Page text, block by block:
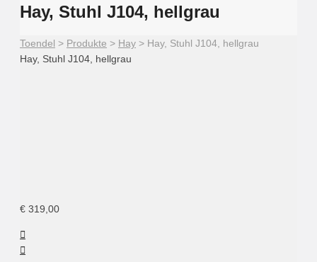
Hay, Stuhl J104, hellgrau
Toendel > Produkte > Hay > Hay, Stuhl J104, hellgrau
Hay, Stuhl J104, hellgrau
€ 319,00